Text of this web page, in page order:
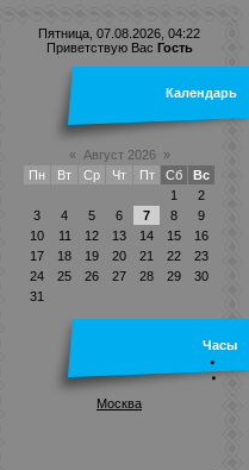
Пятница, 07.08.2026, 04:22
Приветствую Вас Гость
Календарь
« Август 2026
»
Пн
Вт Ср Чт Пт Сб
Вс
1
2
3
4 5 6 7 8
9
10
11 12 13 14 15
16
17
18 19 20 21 22
23
24
25 26 27 28 29
30
31
Часы
Москва